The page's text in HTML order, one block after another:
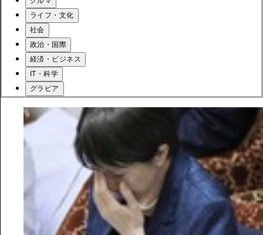
ライフ・文化
社会
政治・国際
経済・ビジネス
IT・科学
グラビア